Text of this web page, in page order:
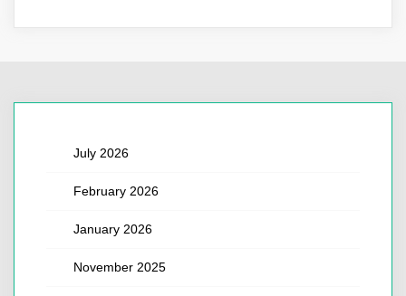
July 2026
February 2026
January 2026
November 2025